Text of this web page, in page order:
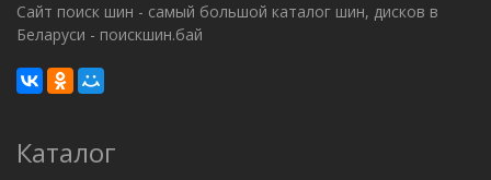
Сайт поиск шин - самый большой каталог шин, дисков в
Беларуси - поискшин.бай
Каталог